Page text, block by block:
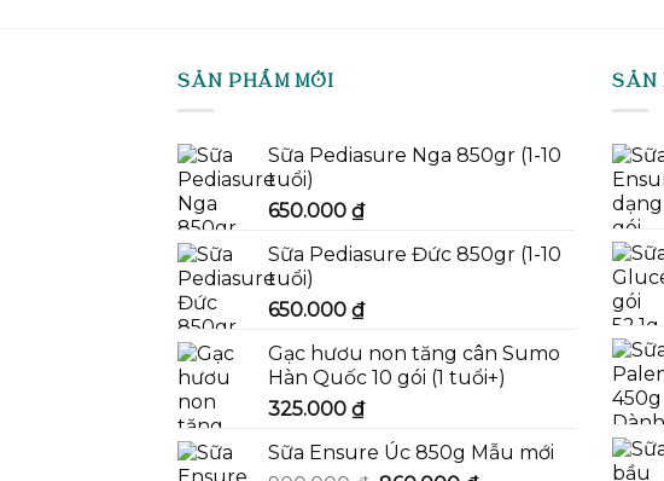
SẢN PHẨM MỚI
Sữa Pediasure Nga 850gr (1-10
tuổi)
650.000 ₫
Sữa Pediasure Đức 850gr (1-10
tuổi)
650.000 ₫
Gạc hươu non tăng cân Sumo
Hàn Quốc 10 gói (1 tuổi+)
325.000 ₫
Sữa Ensure Úc 850g Mẫu mới
SẢN